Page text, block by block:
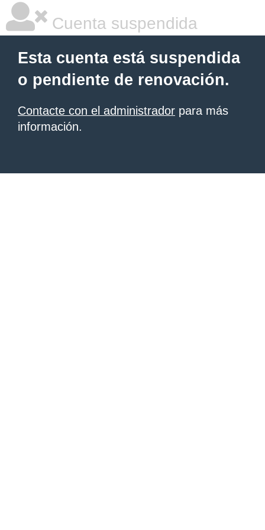
Cuenta suspendida
Esta cuenta está suspendida
o pendiente de renovación.
Contacte con el administrador para más
información.